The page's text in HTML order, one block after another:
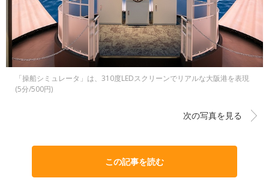
「操船シミュレータ」は、310度LEDスクリーンでリアルな大阪港を表現
(5分/500円)
次の写真を見る
この記事を読む